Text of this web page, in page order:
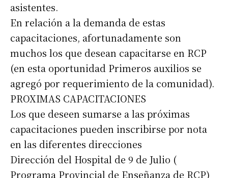
asistentes.
En relación a la demanda de estas
capacitaciones, afortunadamente son
muchos los que desean capacitarse en RCP
(en esta oportunidad Primeros auxilios se
agregó por requerimiento de la comunidad).
PROXIMAS CAPACITACIONES
Los que deseen sumarse a las próximas
capacitaciones pueden inscribirse por nota
en las diferentes direcciones
Dirección del Hospital de 9 de Julio (
Programa Provincial de Enseñanza de RCP)